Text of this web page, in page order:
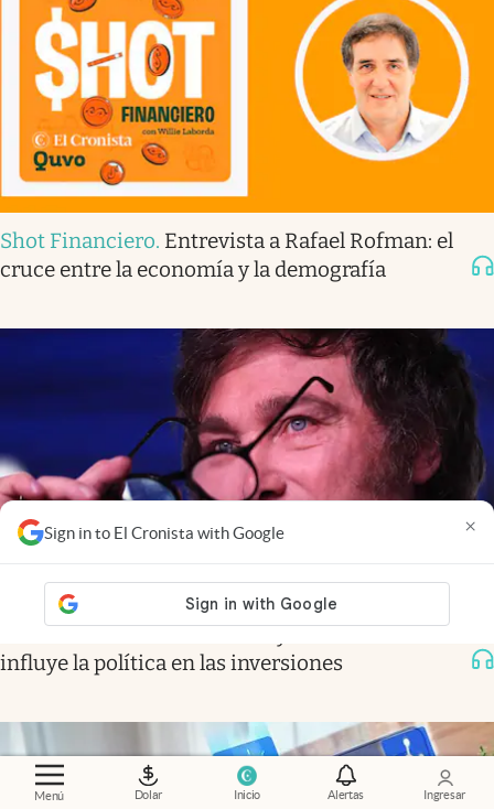
Menú Dolar Inicio Alertas Ingresar
Sign in to El Cronista with Google ×
Shot Financiero. Entrevista a Rafael Rofman: el
cruce entre la economía y la demografía
Economía al día.El mercado ya mira a 2027: cómo
influye la política en las inversiones